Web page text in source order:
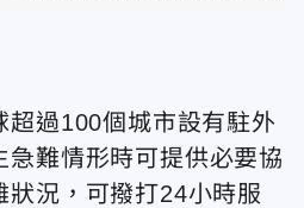
超過100個城市設有駐外
急難情形時可提供必要協
狀況，可撥打24小時服